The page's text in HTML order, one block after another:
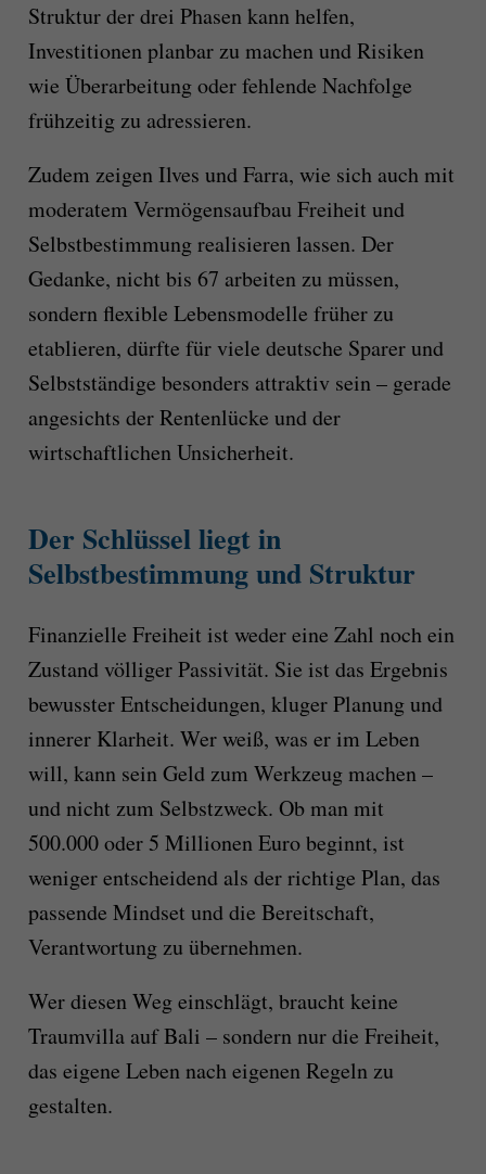
Struktur der drei Phasen kann helfen,
Investitionen planbar zu machen und Risiken
wie Überarbeitung oder fehlende Nachfolge
frühzeitig zu adressieren.
Zudem zeigen Ilves und Farra, wie sich auch mit
moderatem Vermögensaufbau Freiheit und
Selbstbestimmung realisieren lassen. Der
Gedanke, nicht bis 67 arbeiten zu müssen,
sondern flexible Lebensmodelle früher zu
etablieren, dürfte für viele deutsche Sparer und
Selbstständige besonders attraktiv sein – gerade
angesichts der Rentenlücke und der
wirtschaftlichen Unsicherheit.
Der Schlüssel liegt in
Selbstbestimmung und Struktur
Finanzielle Freiheit ist weder eine Zahl noch ein
Zustand völliger Passivität. Sie ist das Ergebnis
bewusster Entscheidungen, kluger Planung und
innerer Klarheit. Wer weiß, was er im Leben
will, kann sein Geld zum Werkzeug machen –
und nicht zum Selbstzweck. Ob man mit
500.000 oder 5 Millionen Euro beginnt, ist
weniger entscheidend als der richtige Plan, das
passende Mindset und die Bereitschaft,
Verantwortung zu übernehmen.
Wer diesen Weg einschlägt, braucht keine
Traumvilla auf Bali – sondern nur die Freiheit,
das eigene Leben nach eigenen Regeln zu
gestalten.